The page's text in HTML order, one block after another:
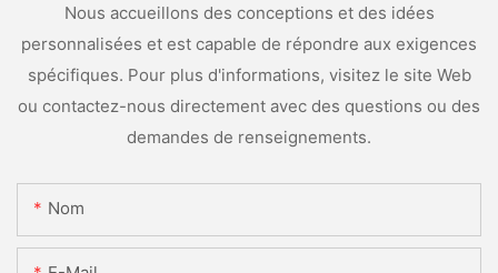
Nous accueillons des conceptions et des idées
personnalisées et est capable de répondre aux exigences
spécifiques. Pour plus d'informations, visitez le site Web
ou contactez-nous directement avec des questions ou des
demandes de renseignements.
Nom